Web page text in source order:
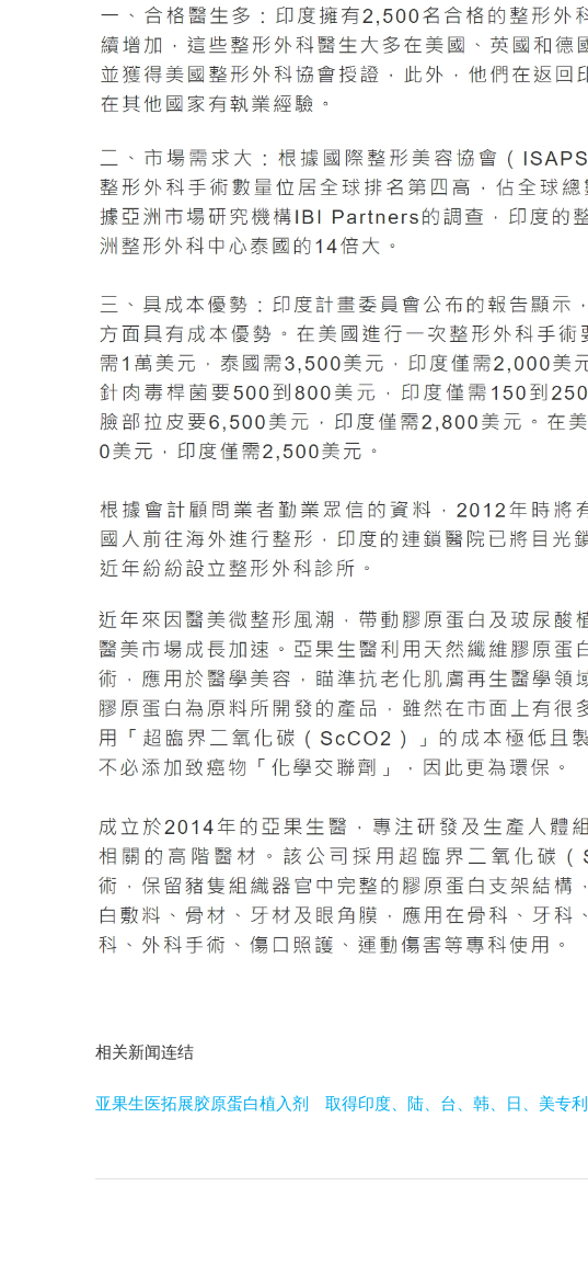
相关新闻连结
亚果生医拓展胶原蛋白植入剂 取得印度、陆、台、韩、日、美专利